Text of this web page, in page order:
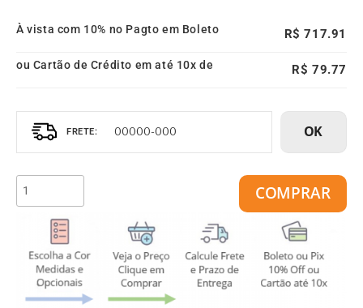
À vista com 10% no Pagto em Boleto 717.91
ou Cartão de Crédito em até 10x de 79.77
OK
COMPRAR